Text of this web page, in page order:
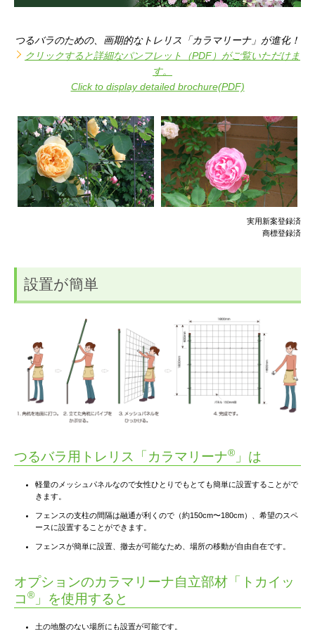
つるバラのための、画期的なトレリス「カラマリーナ」が進化！
クリックすると詳細なパンフレット（PDF）がご覧いただけま
す。
Click to display detailed brochure(PDF)
実用新案登録済
商標登録済
設置が簡単
つるバラ用トレリス「カラマリーナ® 」は
軽量のメッシュパネルなので女性ひとりでもとても簡単に設置することがで
きます。
フェンスの支柱の間隔は融通が利くので（約150cm〜180cm）、希望のスペ
ースに設置することができます。
フェンスが簡単に設置、撤去が可能なため、場所の移動が自由自在です。
オプションのカラマリーナ自立部材「トカイッ
コ® 」を使用すると
土の地盤のない場所にも設置が可能です。